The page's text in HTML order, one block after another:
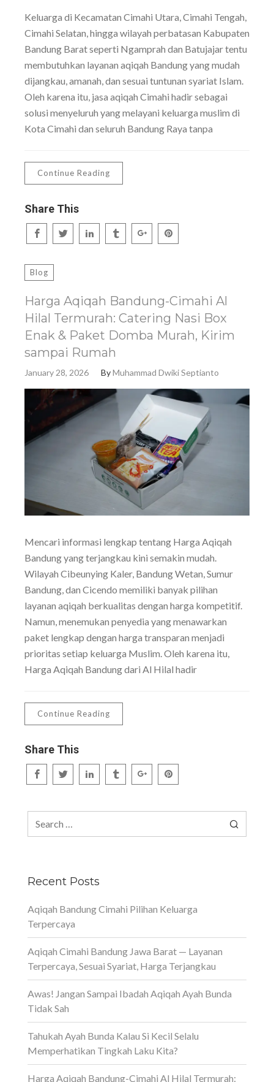
Keluarga di Kecamatan Cimahi Utara, Cimahi Tengah,
Cimahi Selatan, hingga wilayah perbatasan Kabupaten
Bandung Barat seperti Ngamprah dan Batujajar tentu
membutuhkan layanan aqiqah Bandung yang mudah
dijangkau, amanah, dan sesuai tuntunan syariat Islam.
Oleh karena itu, jasa aqiqah Cimahi hadir sebagai
solusi menyeluruh yang melayani keluarga muslim di
Kota Cimahi dan seluruh Bandung Raya tanpa
Continue Reading
Share This
Blog
Harga Aqiqah Bandung-Cimahi Al
Hilal Termurah: Catering Nasi Box
Enak & Paket Domba Murah, Kirim
sampai Rumah
January 28, 2026 ByMuhammad Dwiki Septianto
Mencari informasi lengkap tentang Harga Aqiqah
Bandung yang terjangkau kini semakin mudah.
Wilayah Cibeunying Kaler, Bandung Wetan, Sumur
Bandung, dan Cicendo memiliki banyak pilihan
layanan aqiqah berkualitas dengan harga kompetitif.
Namun, menemukan penyedia yang menawarkan
paket lengkap dengan harga transparan menjadi
prioritas setiap keluarga Muslim. Oleh karena itu,
Harga Aqiqah Bandung dari Al Hilal hadir
Continue Reading
Share This
Recent Posts
Aqiqah Bandung Cimahi Pilihan Keluarga
Terpercaya
Aqiqah Cimahi Bandung Jawa Barat — Layanan
Terpercaya, Sesuai Syariat, Harga Terjangkau
Awas! Jangan Sampai Ibadah Aqiqah Ayah Bunda
Tidak Sah
Tahukah Ayah Bunda Kalau Si Kecil Selalu
Memperhatikan Tingkah Laku Kita?
Harga Aqiqah Bandung-Cimahi Al Hilal Termurah: